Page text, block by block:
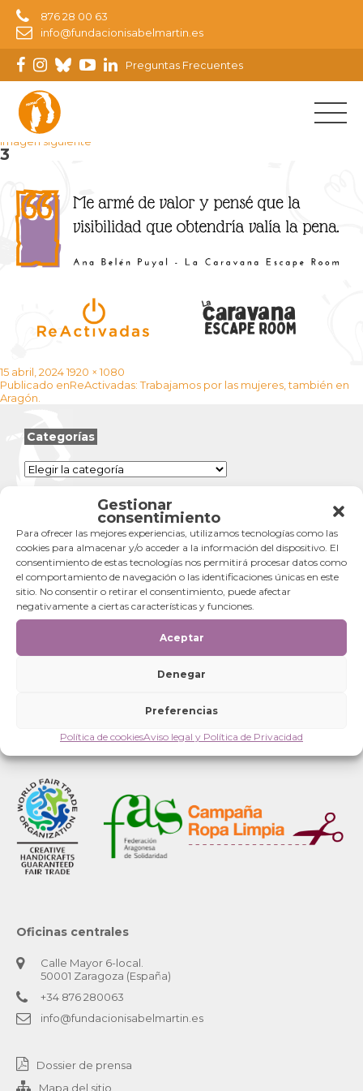
Gestionar
consentimiento
Para ofrecer las mejores experiencias, utilizamos tecnologías como las
cookies para almacenar y/o acceder a la información del dispositivo. El
consentimiento de estas tecnologías nos permitirá procesar datos como
el comportamiento de navegación o las identificaciones únicas en este
sitio. No consentir o retirar el consentimiento, puede afectar
negativamente a ciertas características y funciones.
Aceptar
Denegar
Preferencias
Política de cookiesAviso legal y Política de Privacidad
876 28 00 63
info@fundacionisabelmartin.es
Preguntas Frecuentes
Imagen anterior
Imagen siguiente
3
Publicado
el
15 abril, 2024Tamaño
completo
1920 × 1080
Navegación
de
entradas
Publicado enReActivadas: Trabajamos por las mujeres, también en
Aragón.
Categorías
Categorías
Oficinas centrales
Calle Mayor 6-local.
50001 Zaragoza (España)
+34 876 280063
info@fundacionisabelmartin.es
Dossier de prensa
Mapa del sitio